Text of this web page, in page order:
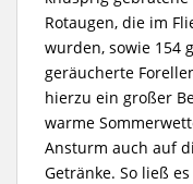
Rotaugen, die im
wurden, sowie 154
geräucherte
hierzu ein großer
warme
Ansturm auch auf
Getränke. So ließ